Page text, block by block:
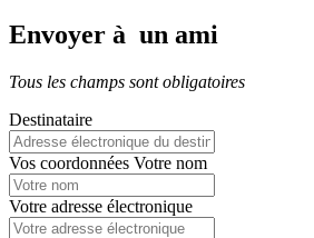
Envoyer à un ami
Tous les champs sont obligatoires
Destinataire
Vos coordonnées Votre nom
Votre adresse électronique